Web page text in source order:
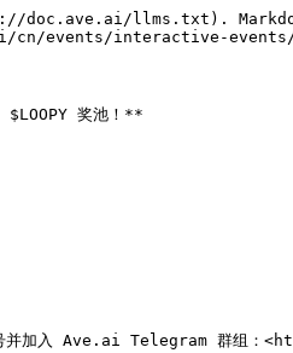
llms.txt).
cn/events/interactive-
奖池！**
入 Ave.ai Telegram 群组：